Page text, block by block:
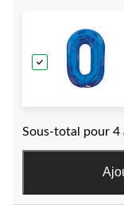
Sous-total pour 4